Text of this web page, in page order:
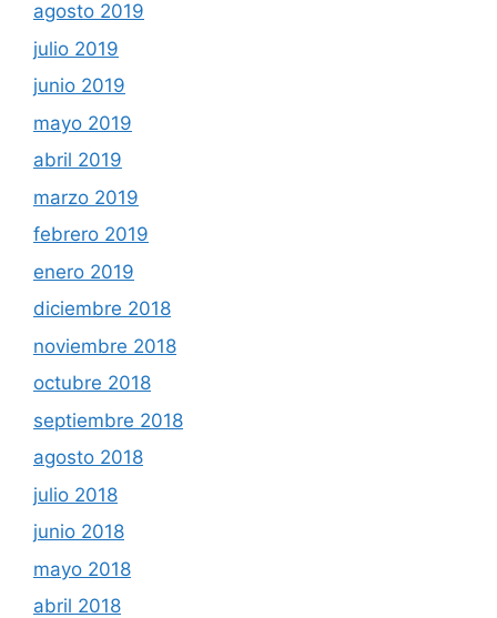
agosto 2019
julio 2019
junio 2019
mayo 2019
abril 2019
marzo 2019
febrero 2019
enero 2019
diciembre 2018
noviembre 2018
octubre 2018
septiembre 2018
agosto 2018
julio 2018
junio 2018
mayo 2018
abril 2018